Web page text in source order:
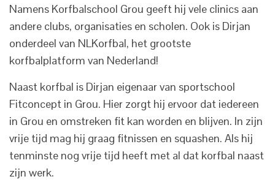
Namens Korfbalschool Grou geeft hij vele clinics aan
andere clubs, organisaties en scholen. Ook is Dirjan
onderdeel van NLKorfbal, het grootste
korfbalplatform van Nederland!
Naast korfbal is Dirjan eigenaar van sportschool
Fitconcept in Grou. Hier zorgt hij ervoor dat iedereen
in Grou en omstreken fit kan worden en blijven. In zijn
vrije tijd mag hij graag fitnissen en squashen. Als hij
tenminste nog vrije tijd heeft met al dat korfbal naast
zijn werk.